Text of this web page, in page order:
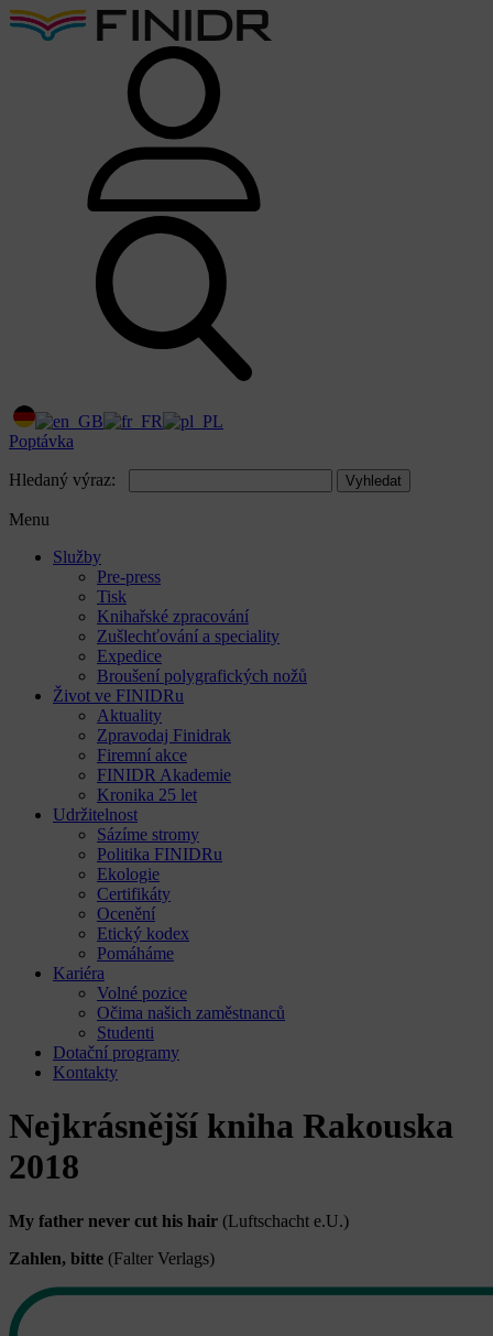
Poptávka
Hledaný výraz: Vyhledat
Menu
Služby
Pre-press
Tisk
Knihařské zpracování
Zušlechťování a speciality
Expedice
Broušení polygrafických nožů
Život ve FINIDRu
Aktuality
Zpravodaj Finidrak
Firemní akce
FINIDR Akademie
Kronika 25 let
Udržitelnost
Sázíme stromy
Politika FINIDRu
Ekologie
Certifikáty
Ocenění
Etický kodex
Pomáháme
Kariéra
Volné pozice
Očima našich zaměstnanců
Studenti
Dotační programy
Kontakty
Nejkrásnější kniha Rakouska
2018
My father never cut his hair (Luftschacht e.U.)
Zahlen, bitte (Falter Verlags)